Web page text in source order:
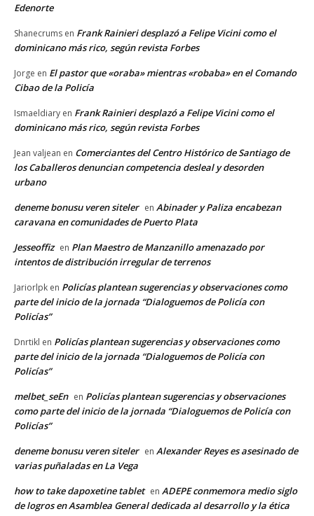
Edenorte
Shanecrums en Frank Rainieri desplazó a Felipe Vicini como el
dominicano más rico, según revista Forbes
Jorge en El pastor que «oraba» mientras «robaba» en el Comando
Cibao de la Policía
Ismaeldiary en Frank Rainieri desplazó a Felipe Vicini como el
dominicano más rico, según revista Forbes
Jean valjean en Comerciantes del Centro Histórico de Santiago de
los Caballeros denuncian competencia desleal y desorden
urbano
deneme bonusu veren siteler en Abinader y Paliza encabezan
caravana en comunidades de Puerto Plata
Jesseoffiz en Plan Maestro de Manzanillo amenazado por
intentos de distribución irregular de terrenos
Jariorlpk en Policías plantean sugerencias y observaciones como
parte del inicio de la jornada “Dialoguemos de Policía con
Policías”
Dnrtikl en Policías plantean sugerencias y observaciones como
parte del inicio de la jornada “Dialoguemos de Policía con
Policías”
melbet_seEn en Policías plantean sugerencias y observaciones
como parte del inicio de la jornada “Dialoguemos de Policía con
Policías”
deneme bonusu veren siteler en Alexander Reyes es asesinado de
varias puñaladas en La Vega
how to take dapoxetine tablet en ADEPE conmemora medio siglo
de logros en Asamblea General dedicada al desarrollo y la ética